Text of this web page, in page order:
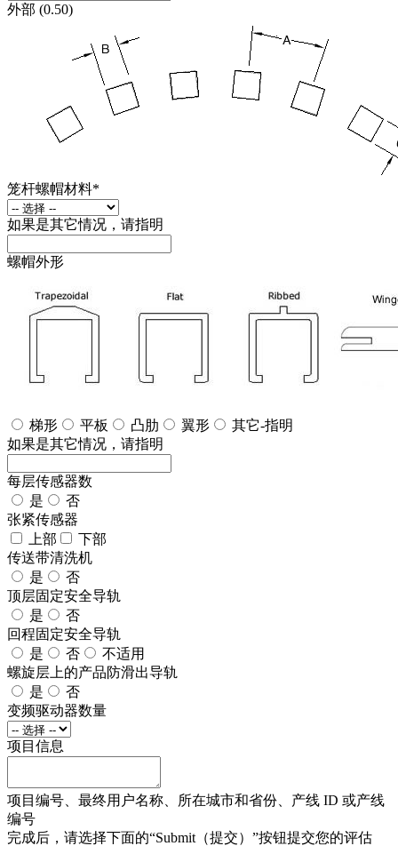
外部 (0.50)
笼杆螺帽材料*
如果是其它情况，请指明
螺帽外形
梯形 平板 凸肋 翼形
其它-指明
如果是其它情况，请指明
每层传感器数
是
否
张紧传感器
上部
下部
传送带清洗机
是
否
顶层固定安全导轨
是
否
回程固定安全导轨
是
否
不适用
螺旋层上的产品防滑出导轨
是
否
变频驱动器数量
项目信息
项目编号、最终用户名称、所在城市和省份、产线 ID 或产线
编号
完成后，请选择下面的“Submit（提交）”按钮提交您的评估